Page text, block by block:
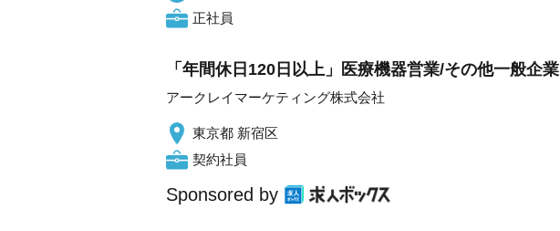
正社員
「年間休日120日以上」医療機器営業/その他一般企業
アークレイマーケティング株式会社
東京都 新宿区
契約社員
Sponsored by